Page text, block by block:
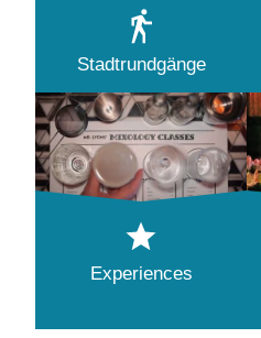
Stadtrundgänge
Experiences